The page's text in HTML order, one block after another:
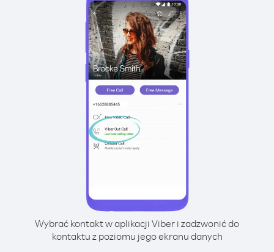
Wybrać kontakt w aplikacji Viber i zadzwonić do
kontaktu z poziomu jego ekranu danych